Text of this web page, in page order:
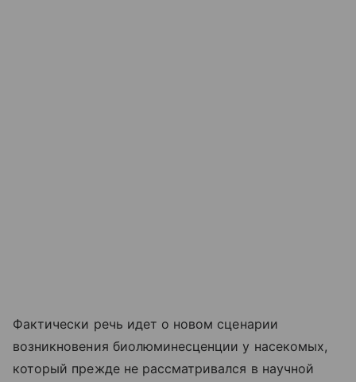
Фактически речь идет о новом сценарии
возникновения биолюминесценции у насекомых,
который прежде не рассматривался в научной